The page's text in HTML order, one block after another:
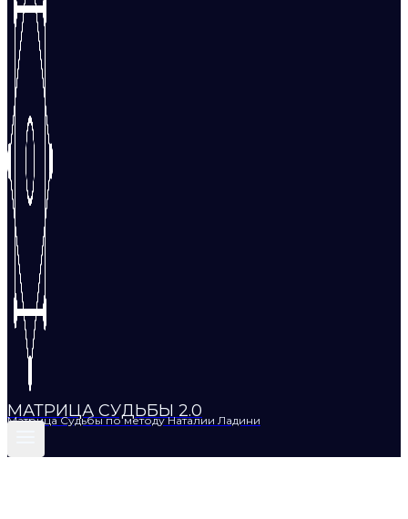
МАТРИЦА СУДЬБЫ 2.0
Матрица Судьбы по методу Наталии Ладини